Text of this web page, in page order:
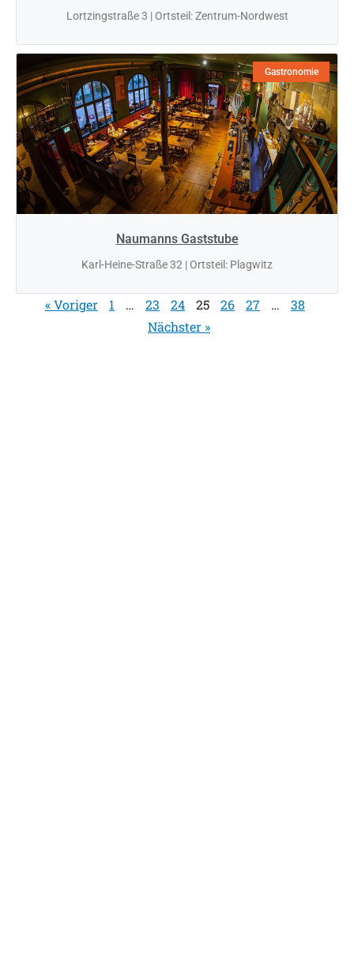
Lortzingstraße 3 | Ortsteil: Zentrum-Nordwest
Gastronomie
Naumanns Gaststube
Karl-Heine-Straße 32 | Ortsteil: Plagwitz
« Voriger 1 … 23 24 25 26 27 …
38
Nächster »